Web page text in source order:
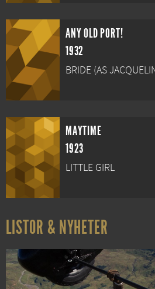
ANY OLD PORT!
1932
BRIDE (AS
MAYTIME
1923
LITTLE GIRL
LISTOR & NYHETER